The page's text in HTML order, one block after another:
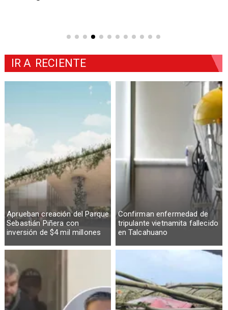
Aprueban creación del Parque
Sebastián Piñera con
inversión de $4 mil millones
Confirman enfermedad de
tripulante vietnamita fallecido
en Talcahuano
IR A RECIENTE